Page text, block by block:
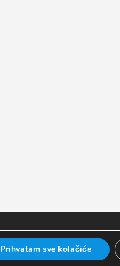
Prihvatam sve kolačiće